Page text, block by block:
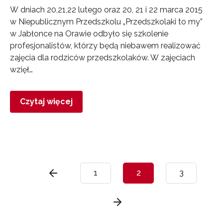
W dniach 20,21,22 lutego oraz 20, 21 i 22 marca 2015
w Niepublicznym Przedszkolu „Przedszkolaki to my”
w Jabłonce na Orawie odbyło się szkolenie
profesjonalistów, którzy będą niebawem realizować
zajęcia dla rodziców przedszkolaków. W zajęciach
wzięł…
Czytaj więcej
1 2 3